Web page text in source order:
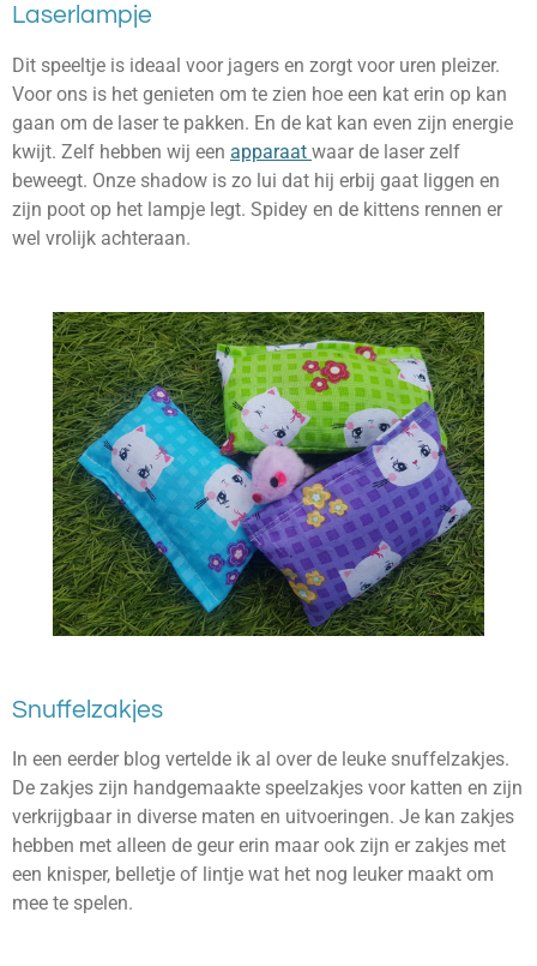
Laserlampje
Dit speeltje is ideaal voor jagers en zorgt voor uren pleizer.
Voor ons is het genieten om te zien hoe een kat erin op kan
gaan om de laser te pakken. En de kat kan even zijn energie
kwijt. Zelf hebben wij een apparaat waar de laser zelf
beweegt. Onze shadow is zo lui dat hij erbij gaat liggen en
zijn poot op het lampje legt. Spidey en de kittens rennen er
wel vrolijk achteraan.
Snuffelzakjes
In een eerder blog vertelde ik al over de leuke snuffelzakjes.
De zakjes zijn handgemaakte speelzakjes voor katten en zijn
verkrijgbaar in diverse maten en uitvoeringen. Je kan zakjes
hebben met alleen de geur erin maar ook zijn er zakjes met
een knisper, belletje of lintje wat het nog leuker maakt om
mee te spelen.